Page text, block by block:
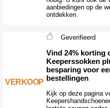
aanbiedingen op de
ontdekken.
VERKOOP
Geverifieerd
Vind 24% korting
Keeperssokken
besparing voor
bestellingen
Kijk op deze pagina